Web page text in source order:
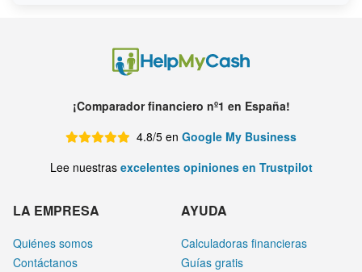
¡Comparador financiero nº1 en España!
4.8/5 en Google My Business
Lee nuestras excelentes opiniones en Trustpilot
LA EMPRESA
Quiénes somos
Contáctanos
AYUDA
Calculadoras financieras
Guías gratis